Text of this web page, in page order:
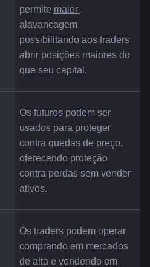
permite maior
alavancagem,
possibilitando aos traders
abrir posições maiores do
que seu capital.
Os futuros podem ser
usados para proteger
contra quedas de preço,
oferecendo proteção
contra perdas sem vender
ativos.
Os traders podem operar
comprando em mercados
de alta e vendendo em